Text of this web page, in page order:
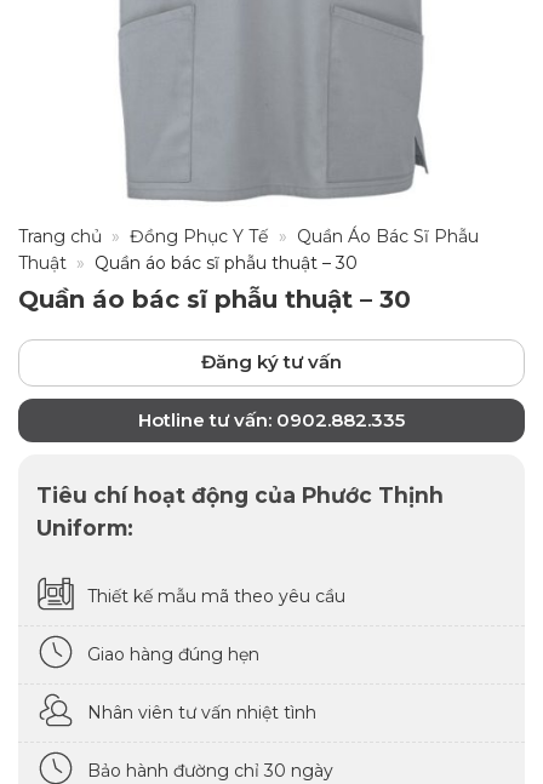
Trang chủ » Đồng Phục Y Tế » Quần Áo Bác Sĩ Phẫu
Thuật » Quần áo bác sĩ phẫu thuật – 30
Quần áo bác sĩ phẫu thuật – 30
Đăng ký tư vấn
Hotline tư vấn: 0902.882.335
Tiêu chí hoạt động của Phước Thịnh
Uniform:
Thiết kế mẫu mã theo yêu cầu
Giao hàng đúng hẹn
Nhân viên tư vấn nhiệt tình
Bảo hành đường chỉ 30 ngày